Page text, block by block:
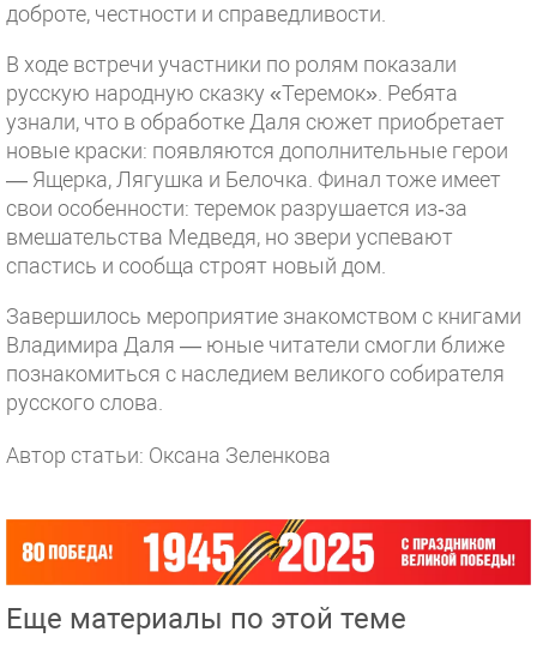
доброте, честности и справедливости.
В ходе встречи участники по ролям показали
русскую народную сказку «Теремок». Ребята
узнали, что в обработке Даля сюжет приобретает
новые краски: появляются дополнительные герои
— Ящерка, Лягушка и Белочка. Финал тоже имеет
свои особенности: теремок разрушается из‑за
вмешательства Медведя, но звери успевают
спастись и сообща строят новый дом.
Завершилось мероприятие знакомством с книгами
Владимира Даля — юные читатели смогли ближе
познакомиться с наследием великого собирателя
русского слова.
Автор статьи: Оксана Зеленкова
Еще материалы по этой теме